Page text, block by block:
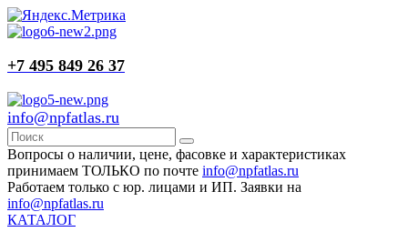
+7 495 849 26 37
info@npfatlas.ru
Вопросы о наличии, цене, фасовке и характеристиках
принимаем ТОЛЬКО по почте info@npfatlas.ru
Работаем только с юр. лицами и ИП. Заявки на
info@npfatlas.ru
КАТАЛОГ